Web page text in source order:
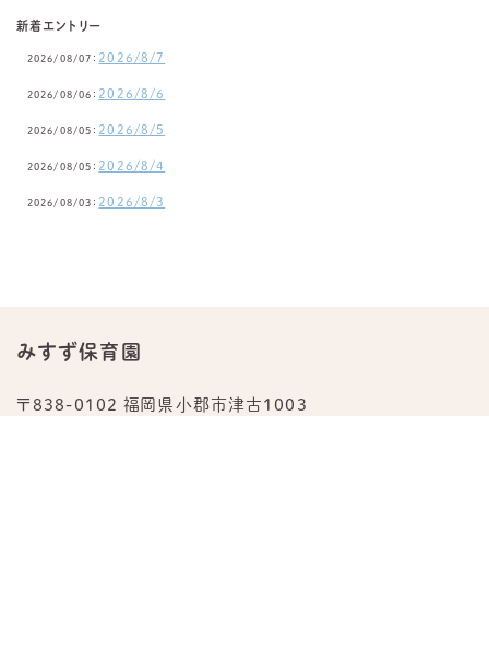
新着エントリー
2026/08/07： 2026/8/7
2026/08/06： 2026/8/6
2026/08/05： 2026/8/5
2026/08/05： 2026/8/4
2026/08/03： 2026/8/3
みすず保育園
〒838-0102 福岡県小郡市津古1003